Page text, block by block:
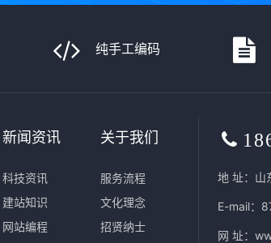
纯手工编码
新闻资讯
科技资讯
建站知识
网站编程
关于我们
服务流程
文化理念
招贤纳士
地 址：山
E-mail：
网 址：